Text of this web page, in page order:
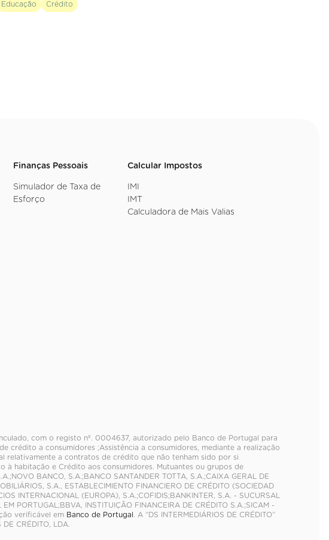
Educação Crédito
Finanças Pessoais
Simulador de Taxa de
Esforço
Calcular Impostos
IMI
IMT
Calculadora de Mais Valias
com o registo nº. 0004637, autorizado pelo Banco de Portugal para
a consumidores ;Assistência a consumidores, mediante a realização
a contratos de crédito que não tenham sido por si
habitação e Crédito aos consumidores. Mutuantes ou grupos de
BANCO, S.A.;BANCO SANTANDER TOTTA, S.A.;CAIXA GERAL DE
S.A., ESTABLECIMIENTO FINANCIERO DE CRÉDITO (SOCIEDAD
INTERNACIONAL (EUROPA), S.A.;COFIDIS;BANKINTER, S.A. - SUCURSAL
PORTUGAL;BBVA, INSTITUIÇÃO FINANCEIRA DE CRÉDITO S.A.;SICAM -
verificável em Banco de Portugal. A “DS INTERMEDIÁRIOS DE CRÉDITO”
CRÉDITO, LDA.